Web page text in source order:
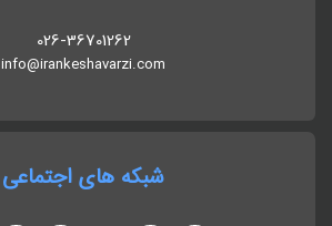
026-36701262
info@irankeshavarzi.com
شبکه های اجتماعی